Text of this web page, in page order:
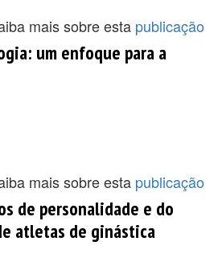
mais sobre esta publicação
um enfoque para a
mais sobre esta publicação
de personalidade e do
atletas de ginástica